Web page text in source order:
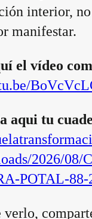
interior, no
manifestar.
el vídeo
aqui tu
2026/08/
POTAL-88-
verlo,